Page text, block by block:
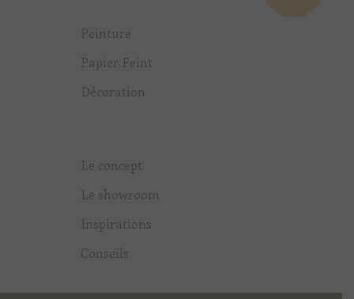
Peinture
Papier Peint
Décoration
Le concept
Le showroom
Inspirations
Conseils